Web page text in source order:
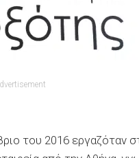
του 2016 εργαζόταν